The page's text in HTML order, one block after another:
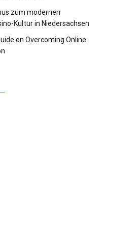
zum modernen
Kultur in Niedersachsen
on Overcoming Online